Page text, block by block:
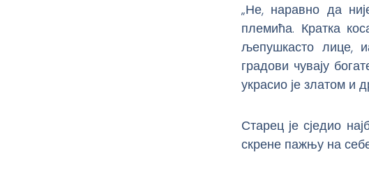
„Не, наравно да
племића. Кратка
љепушкасто лице,
градови чувају
украсио је златом и
Старец је сједио
скрене пажњу на